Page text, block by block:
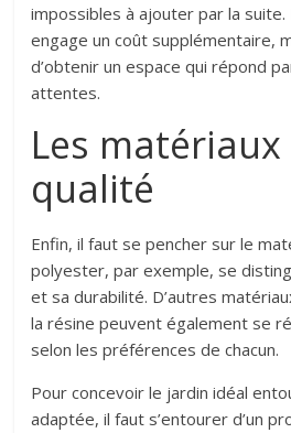
impossibles à ajouter par la suite.
engage un coût supplémentaire,
d’obtenir un espace qui répond
attentes.
Les matériaux
qualité
Enfin, il faut se pencher sur le
polyester, par exemple, se
et sa durabilité. D’autres
la résine peuvent également se
selon les préférences de chacun.
Pour concevoir le jardin idéal
adaptée, il faut s’entourer d’un